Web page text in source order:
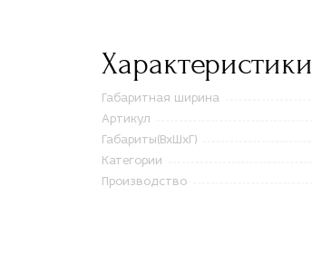
Характеристики
Габаритная ширина
Артикул
Габариты(ВxШxГ)
Категории
Производство